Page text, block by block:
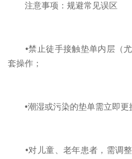
注意事项：规避常见误区
•禁止徒手接触垫单内层（尤
套操作；
•潮湿或污染的垫单需立即更
•对儿童、老年患者，需调整